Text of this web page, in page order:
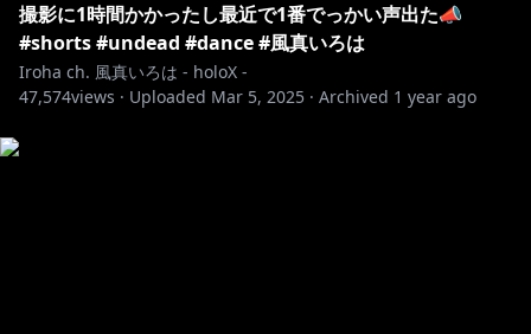
撮影に1時間かかったし最近で1番でっかい声出た📣
#shorts #undead #dance #風真いろは
Iroha ch. 風真いろは - holoX -
47,574views · Uploaded Mar 5, 2025 · Archived 1 year ago